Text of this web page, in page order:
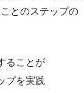
とのステップの
ることが
プを実践